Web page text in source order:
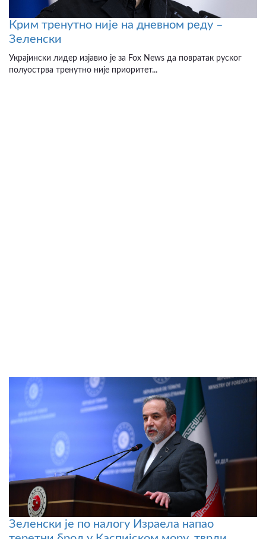
Крим тренутно није на дневном реду –
Зеленски
Украјински лидер изјавио је за Fox News да повратак руског
полуострва тренутно није приоритет...
Зеленски је по налогу Израела напао